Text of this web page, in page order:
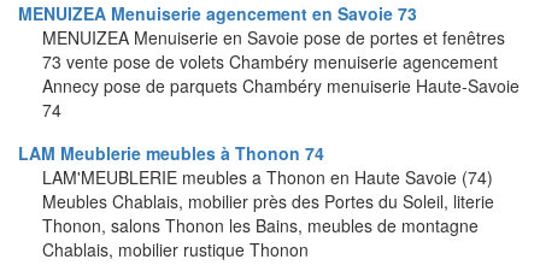
MENUIZEA Menuiserie agencement en Savoie 73
MENUIZEA Menuiserie en Savoie pose de portes et fenêtres
73 vente pose de volets Chambéry menuiserie agencement
Annecy pose de parquets Chambéry menuiserie Haute-Savoie
74
LAM Meublerie meubles à Thonon 74
LAM'MEUBLERIE meubles a Thonon en Haute Savoie (74)
Meubles Chablais, mobilier près des Portes du Soleil, literie
Thonon, salons Thonon les Bains, meubles de montagne
Chablais, mobilier rustique Thonon